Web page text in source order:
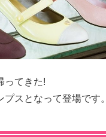
ってきた!
スとなって登場です。